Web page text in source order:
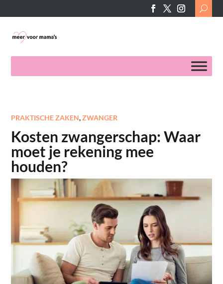
Search
for:
PRAKTISCHE ZAKEN,ZWANGER
Kosten zwangerschap: Waar
moet je rekening mee
houden?